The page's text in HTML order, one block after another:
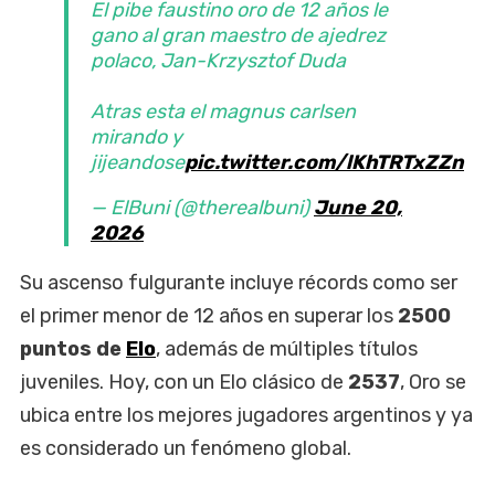
El pibe faustino oro de 12 años le
gano al gran maestro de ajedrez
polaco, Jan-Krzysztof Duda
Atras esta el magnus carlsen
mirando y
jijeandosepic.twitter.com/lKhTRTxZZn
— ElBuni (@therealbuni)June 20,
2026
Su ascenso fulgurante incluye récords como ser
el primer menor de 12 años en superar los 2500
puntos de Elo, además de múltiples títulos
juveniles. Hoy, con un Elo clásico de 2537, Oro se
ubica entre los mejores jugadores argentinos y ya
es considerado un fenómeno global.